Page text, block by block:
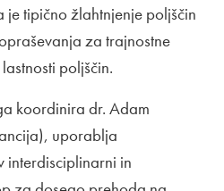
je tipično žlahtnjenje poljščin
za trajnostne
poljščin.
koordinira dr. Adam
uporablja
interdisciplinarni in